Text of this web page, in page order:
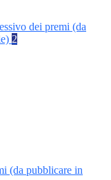
dei premi (da
2
(da pubblicare in